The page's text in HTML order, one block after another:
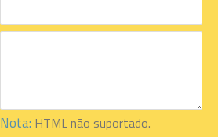
Nota: HTML não suportado.